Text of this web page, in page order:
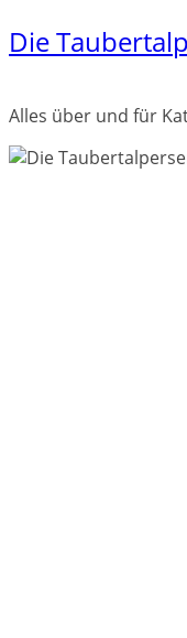
Zum
Inhalt
Die
Alles über und für